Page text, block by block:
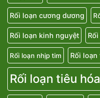
Rối loạn cương dương
Rối loạn kinh nguyệt
Rối loạn nhịp tim Rối
Rối loạn tiêu hóa